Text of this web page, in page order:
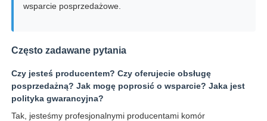
wsparcie posprzedażowe.
Często zadawane pytania
Czy jesteś producentem? Czy oferujecie obsługę
posprzedażną? Jak mogę poprosić o wsparcie? Jaka jest
polityka gwarancyjna?
Tak, jesteśmy profesjonalnymi producentami komór